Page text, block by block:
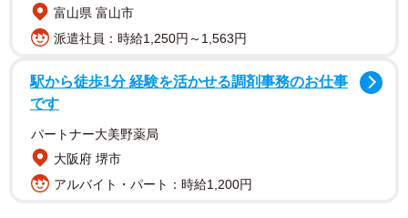
富山県 富山市
派遣社員：時給1,250円～1,563円
駅から徒歩1分 経験を活かせる調剤事務のお仕事
です
パートナー大美野薬局
大阪府 堺市
アルバイト・パート：時給1,200円